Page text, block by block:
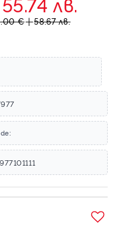
€ 58.67 лв.